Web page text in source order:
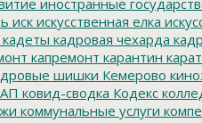
иностранные
иск искусственная елка
кадеты кадровая чехарда
капремонт карантин
шишки Кемерово
ковид-сводка Кодекс
коммунальные услуги